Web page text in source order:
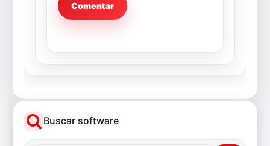
Buscar software